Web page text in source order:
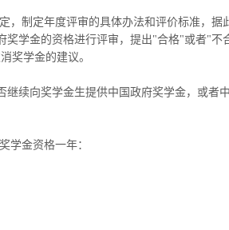
，制定年度评审的具体办法和评价标准，据
奖学金的资格进行评审，提出"合格"或者"不
奖学金的建议。
续向奖学金生提供中国政府奖学金，或者中
学金资格一年：